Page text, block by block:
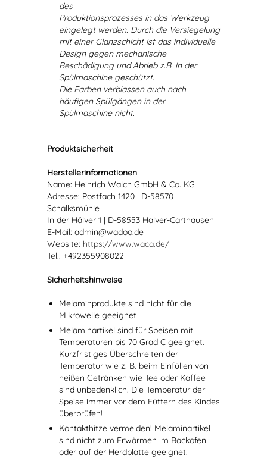
des
Produktionsprozesses in das Werkzeug
eingelegt werden. Durch die Versiegelung
mit einer Glanzschicht ist das individuelle
Design gegen mechanische
Beschädigung und Abrieb z.B. in der
Spülmaschine geschützt.
Die Farben verblassen auch nach
häufigen Spülgängen in der
Spülmaschine nicht.
Produktsicherheit
Herstellerinformationen
Name: Heinrich Walch GmbH & Co. KG
Adresse: Postfach 1420 | D-58570
Schalksmühle
In der Hälver 1 | D-58553 Halver-Carthausen
E-Mail: admin@wadoo.de
Website: https://www.waca.de/
Tel.: +492355908022
Sicherheitshinweise
Melaminprodukte sind nicht für die
Mikrowelle geeignet
Melaminartikel sind für Speisen mit
Temperaturen bis 70 Grad C geeignet.
Kurzfristiges Überschreiten der
Temperatur wie z. B. beim Einfüllen von
heißen Getränken wie Tee oder Kaffee
sind unbedenklich. Die Temperatur der
Speise immer vor dem Füttern des Kindes
überprüfen!
Kontakthitze vermeiden! Melaminartikel
sind nicht zum Erwärmen im Backofen
oder auf der Herdplatte geeignet.